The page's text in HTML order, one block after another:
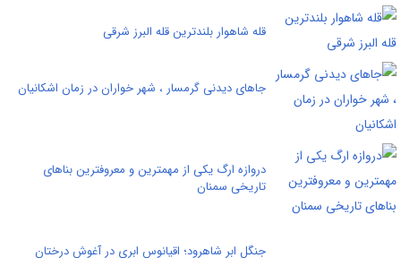
قله شاهوار بلندترين قله البرز شرقی
جاهای دیدنی گرمسار ، شهر خواران در زمان اشکانیان
دروازه ارگ یکی از مهمترین و معروفترین بناهای
تاریخی سمنان
جنگل ابر شاهرود؛ اقیانوس ابری در آغوش درختان